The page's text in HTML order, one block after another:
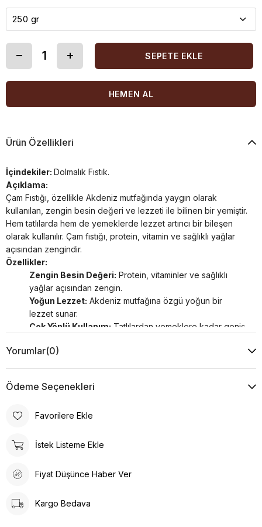
Ürün Özellikleri
İçindekiler: Dolmalık Fıstık.
Açıklama:
Çam Fıstığı, özellikle Akdeniz mutfağında yaygın olarak
kullanılan, zengin besin değeri ve lezzeti ile bilinen bir yemiştir.
Hem tatlılarda hem de yemeklerde lezzet artırıcı bir bileşen
olarak kullanılır. Çam fıstığı, protein, vitamin ve sağlıklı yağlar
açısından zengindir.
Özellikler:
Zengin Besin Değeri: Protein, vitaminler ve sağlıklı
yağlar açısından zengin.
Yoğun Lezzet: Akdeniz mutfağına özgü yoğun bir
lezzet sunar.
Çok Yönlü Kullanım: Tatlılardan yemeklere kadar geniş
Neden Çam Fıstığı?
olarak her öğünde kullanılabilir.
grubundandır.
Yorumlar(0)
Ödeme Seçenekleri
Favorilere Ekle
İstek Listeme Ekle
Fiyat Düşünce Haber Ver
Kargo Bedava